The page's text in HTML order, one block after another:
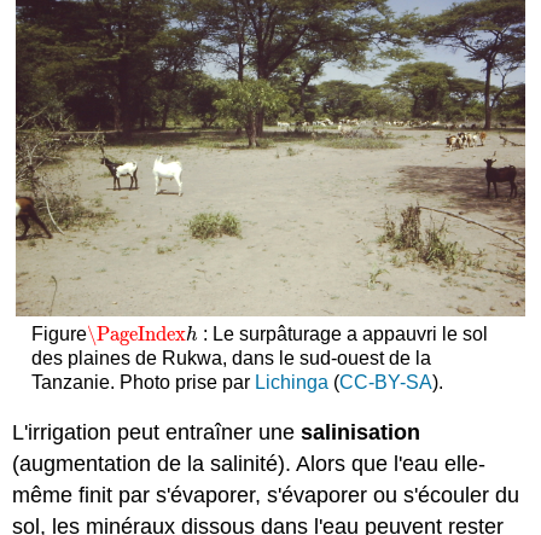
Figure\PageIndexh
\PageIndexh : Le surpâturage a appauvri le sol
des plaines de Rukwa, dans le sud-ouest de la
Tanzanie. Photo prise par Lichinga (CC-BY-SA).
L'irrigation peut entraîner unesalinisation
(augmentation de la salinité). Alors que l'eau elle-
même finit par s'évaporer, s'évaporer ou s'écouler du
sol, les minéraux dissous dans l'eau peuvent rester